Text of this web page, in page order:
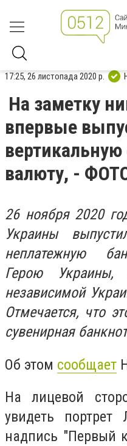
17:25, 26 листопада 2020 р.
На заметку
впервые
валюту, -
26 ноября 2020
Украины
неплатежную
Герою Украины,
независимой
Отмечается, что
сувенирная
Об этом сообщает
На лицевой
увидеть
надпись "Первый